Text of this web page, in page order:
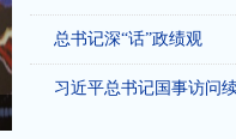
总书记深“话”政绩观
习近平总书记国事访问